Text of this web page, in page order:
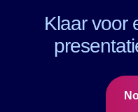
Klaar voor